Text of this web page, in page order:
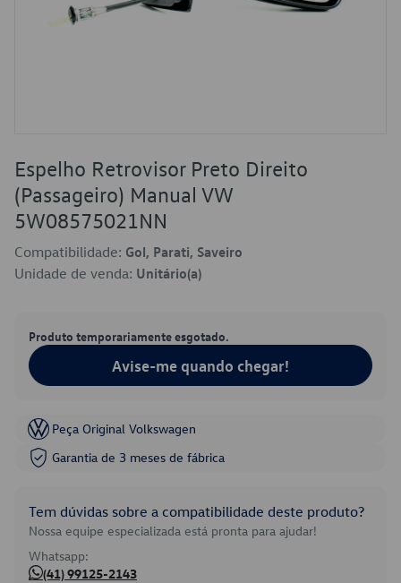
Espelho Retrovisor Preto Direito
(Passageiro) Manual VW
5W08575021NN
Compatibilidade: Gol, Parati, Saveiro
Unidade de venda: Unitário(a)
Produto temporariamente esgotado.
Avise-me quando chegar!
Peça Original Volkswagen
Garantia de 3 meses de fábrica
Tem dúvidas sobre a compatibilidade deste produto?
Nossa equipe especializada está pronta para ajudar!
Whatsapp:
(41) 99125-2143